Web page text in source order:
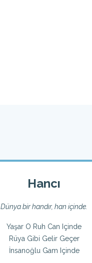
Hancı
Dünya bir handır, han içinde.
Yaşar O Ruh Can Içinde
Rüya Gibi Gelir Geçer
İnsanoğlu Gam Içinde